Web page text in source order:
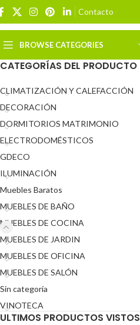
Contacto
BROWSE CATEGORIES
CATEGORÍAS DEL PRODUCTO
CLIMATIZACIÓN Y CALEFACCIÓN
DECORACIÓN
DORMITORIOS MATRIMONIO
ELECTRODOMÉSTICOS
GDECO
ILUMINACIÓN
Muebles Baratos
MUEBLES DE BAÑO
MUEBLES DE COCINA
MUEBLES DE JARDIN
MUEBLES DE OFICINA
MUEBLES DE SALÓN
Sin categoría
VINOTECA
ULTIMOS PRODUCTOS VISTOS